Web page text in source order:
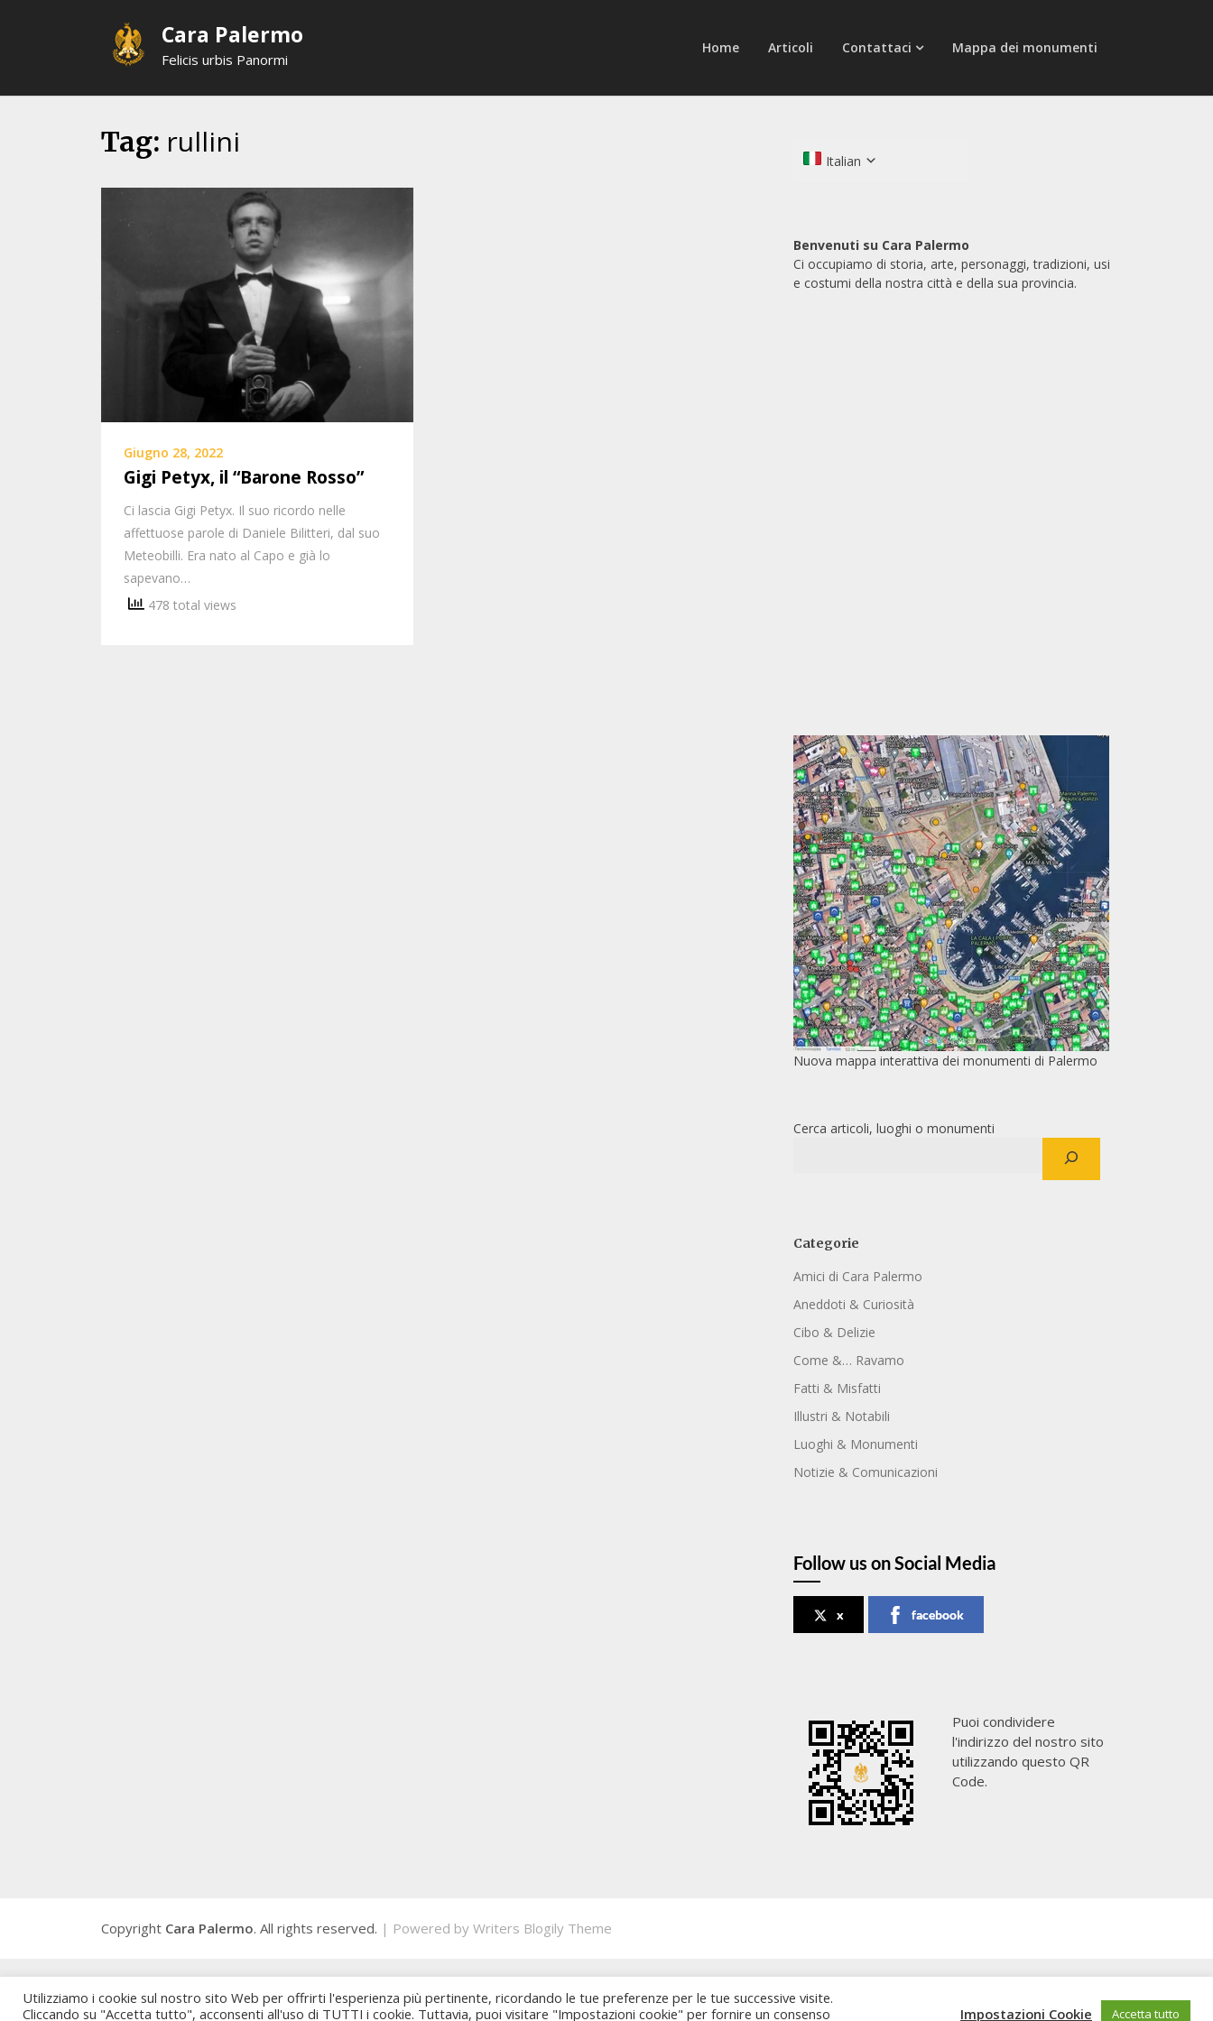
Cara Palermo
Felicis urbis Panormi
Home Articoli Contattaci Mappa dei monumenti
Tag: rullini
Giugno 28, 2022
Gigi Petyx, il “Barone Rosso”
Ci lascia Gigi Petyx. Il suo ricordo nelle
affettuose parole di Daniele Bilitteri, dal suo
Meteobilli. Era nato al Capo e già lo
sapevano…
478 total views
Italian
Benvenuti su Cara Palermo
Ci occupiamo di storia, arte, personaggi, tradizioni, usi
e costumi della nostra città e della sua provincia.
Nuova mappa interattiva dei monumenti di Palermo
Cerca articoli, luoghi o monumenti
Categorie
Amici di Cara Palermo
Aneddoti & Curiosità
Cibo & Delizie
Come &… Ravamo
Fatti & Misfatti
Illustri & Notabili
Luoghi & Monumenti
Notizie & Comunicazioni
Follow us on Social Media
x facebook
Puoi condividere
l'indirizzo del nostro sito
utilizzando questo QR
Code.
Copyright Cara Palermo. All rights reserved. | Powered by Writers Blogily Theme
Utilizziamo i cookie sul nostro sito Web per offrirti l'esperienza più pertinente, ricordando le tue preferenze per le tue successive visite.
Cliccando su "Accetta tutto", acconsenti all'uso di TUTTI i cookie. Tuttavia, puoi visitare "Impostazioni cookie" per fornire un consenso
Impostazioni Cookie Accetta tutto